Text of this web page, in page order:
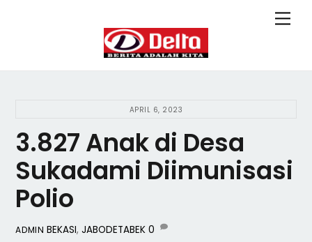
APRIL 6, 2023
3.827 Anak di Desa
Sukadami Diimunisasi
Polio
ADMIN BEKASI,JABODETABEK 0
To
Top